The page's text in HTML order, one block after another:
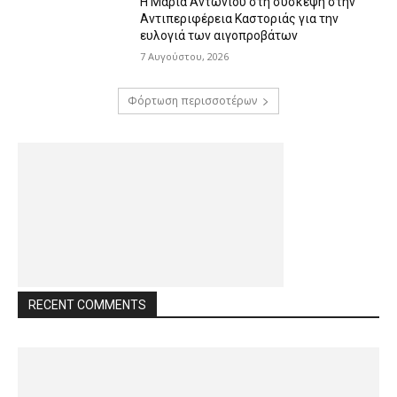
Αντιπεριφέρεια Καστοριάς για την
ευλογιά των αιγοπροβάτων
7 Αυγούστου, 2026
Φόρτωση περισσοτέρων
RECENT COMMENTS